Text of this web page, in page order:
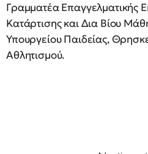
Γραμματέα Επαγγελματικής
Κατάρτισης και Δια Βίου
Υπουργείου Παιδείας,
Αθλητισμού.